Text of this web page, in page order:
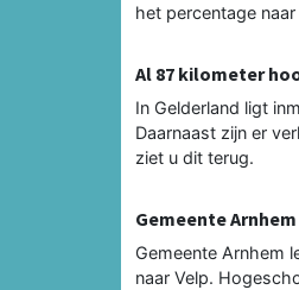
het percentage naar
Al 87 kilometer
In Gelderland ligt
Daarnaast zijn er
ziet u dit terug.
Gemeente
Gemeente Arnhem
naar Velp.